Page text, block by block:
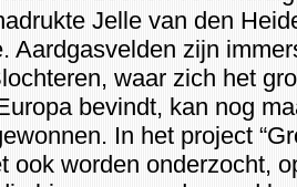
Jelle van den
Aardgasvelden zijn
waar zich het
bevindt, kan nog
In het project
ook worden onderzocht,